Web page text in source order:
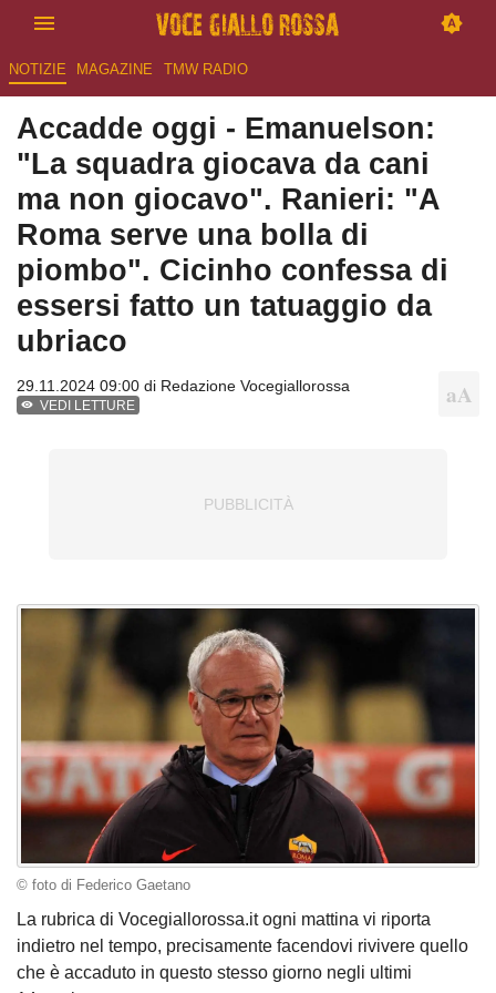
NOTIZIE MAGAZINE TMW RADIO
Accadde oggi - Emanuelson:
"La squadra giocava da cani
ma non giocavo". Ranieri: "A
Roma serve una bolla di
piombo". Cicinho confessa di
essersi fatto un tatuaggio da
ubriaco
29.11.2024 09:00 di Redazione Vocegiallorossa
VEDI LETTURE
© foto di Federico Gaetano
La rubrica di Vocegiallorossa.it ogni mattina vi riporta
indietro nel tempo, precisamente facendovi rivivere quello
che è accaduto in questo stesso giorno negli ultimi